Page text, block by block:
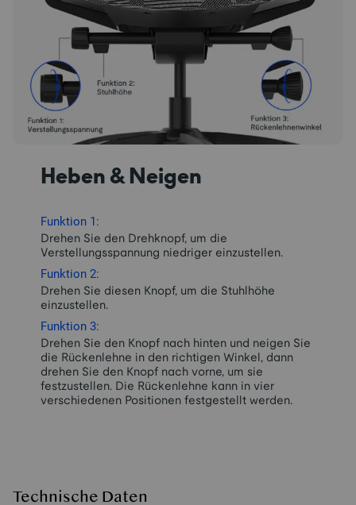
Heben & Neigen
Funktion 1:
Drehen Sie den Drehknopf, um die
Verstellungsspannung niedriger einzustellen.
Funktion 2:
Drehen Sie diesen Knopf, um die Stuhlhöhe
einzustellen.
Funktion 3:
Drehen Sie den Knopf nach hinten und neigen Sie
die Rückenlehne in den richtigen Winkel, dann
drehen Sie den Knopf nach vorne, um sie
festzustellen. Die Rückenlehne kann in vier
verschiedenen Positionen festgestellt werden.
Technische Daten